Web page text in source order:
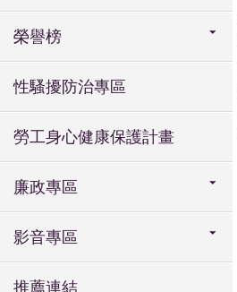
榮譽榜
性騷擾防治專區
勞工身心健康保護計畫
廉政專區
影音專區
推薦連結